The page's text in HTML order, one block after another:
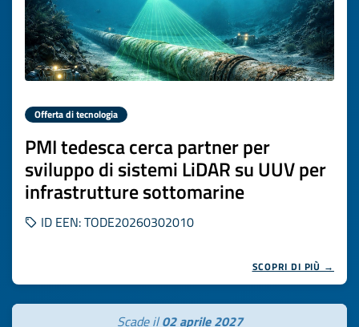
Offerta di tecnologia
PMI tedesca cerca partner per
sviluppo di sistemi LiDAR su UUV per
infrastrutture sottomarine
ID EEN: TODE20260302010
SCOPRI DI PIÙ →
Scade il02 aprile 2027